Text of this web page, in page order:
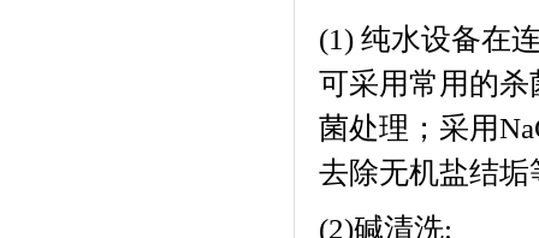
(1) 纯水设备在
可采用常用的
菌处理；采用
去除无机盐结
(2)碱清洗: